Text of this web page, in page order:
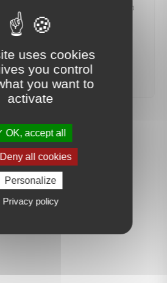
dès qu'un bien correspondant à
sera mis en ligne.
une alerte
uses cookies
you control
you want to
activate
OK, accept all
Deny all cookies
Personalize
Privacy policy